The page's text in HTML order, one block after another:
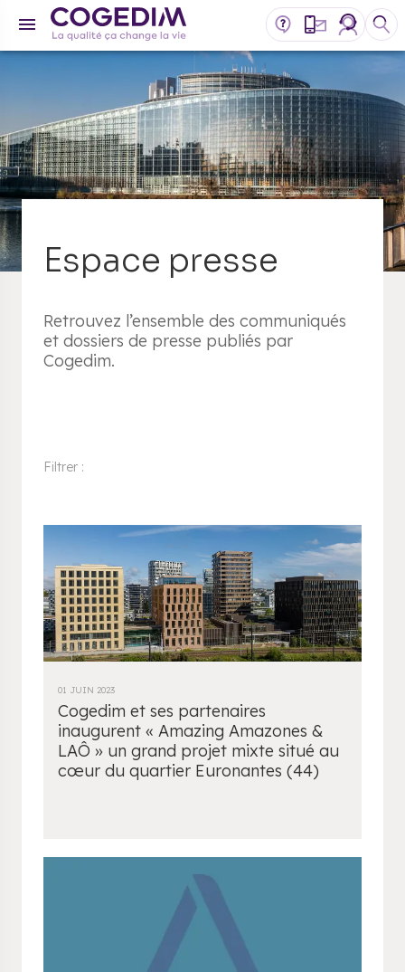
Espace presse
Retrouvez l’ensemble des communiqués
et dossiers de presse publiés par
Cogedim.
Filtrer :
01 JUIN 2023
Cogedim et ses partenaires
inaugurent « Amazing Amazones &
LAÔ » un grand projet mixte situé au
cœur du quartier Euronantes (44)